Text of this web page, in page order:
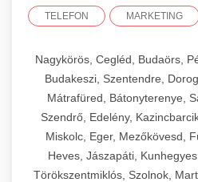
TELEFON MARKETING
Nagykörös, Cegléd, Budaörs,
Budakeszi, Szentendre,
Mátrafüred, Bátonyterenye,
Szendrő, Edelény,
Miskolc, Eger, Mezőkövesd,
Heves, Jászapáti,
Törökszentmiklós, Szolnok,